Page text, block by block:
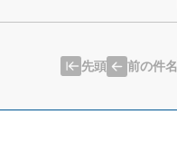
先頭 前の件名